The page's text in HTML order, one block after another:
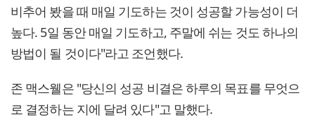
비추어 봤을 때 매일 기도하는 것이 성공할 가능성이 더
높다. 5일 동안 매일 기도하고, 주말에 쉬는 것도 하나의
방법이 될 것이다"라고 조언했다.
존 맥스웰은 "당신의 성공 비결은 하루의 목표를 무엇으
로 결정하는 지에 달려 있다"고 말했다.